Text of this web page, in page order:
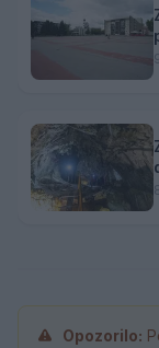
Opozorilo: